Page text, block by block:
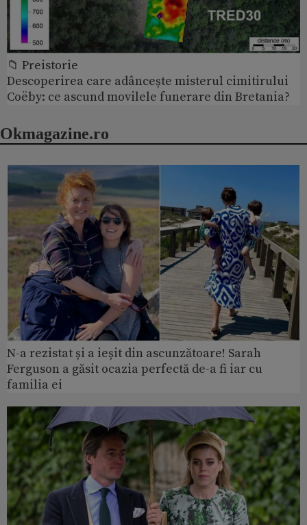
📁 Preistorie
Descoperirea care adâncește misterul cimitirului
Coëby: ce ascund movilele funerare din Bretania?
Okmagazine.ro
N-a rezistat și a ieșit din ascunzătoare! Sarah
Ferguson a găsit ocazia perfectă de-a fi iar cu
familia ei